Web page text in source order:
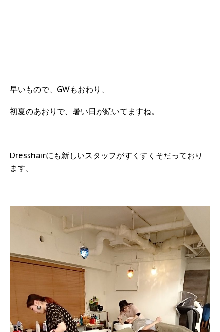
早いもので、GWもおわり、
初夏のあおりで、暑い日が続いてますね。
Dresshairにも新しいスタッフがすくすくそだっており
ます。